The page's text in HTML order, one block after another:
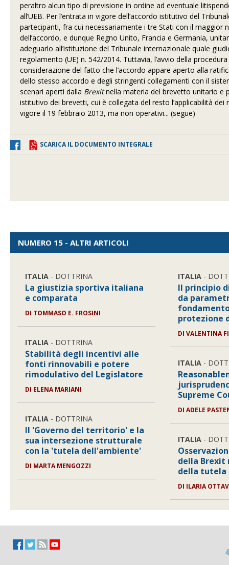
peraltro alcun tipo di previsione in ordine ad eventuale
all’UEB. Per l’entrata in vigore dell’accordo istitutivo del
partecipanti, fra cui necessariamente i tre Stati con il maggior
dell’accordo, e dunque Regno Unito, Francia e Germania,
adeguarlo all’istituzione del Tribunale internazionale quale
regolamento (UE) n. 542/2014. Tuttavia, l’avvio della
considerazione del fatto che l’accordo appare aperto alla
dello stesso accordo e degli stringenti collegamenti con il
scenari aperti dalla Brexitnella materia del brevetto unitario e
istitutivo dei brevetti, cui è collegata del resto l’applicabilità
vigore il 19 febbraio 2013, ma non operativi... (segue)
SCARICA IL DOCUMENTO INTEGRALE
NUMERO 15 - ALTRI ARTICOLI
ITALIA - DOTTRINA
La giustizia sportiva italiana
e comparata
DI TOMMASO E. FROSINI
ITALIA - DOTTRINA
Stabilità degli incentivi alle
fonti rinnovabili e potere
rimodulativo del Legislatore
DI ELENA MARIANI
ITALIA - DOTTRINA
Il 'Governo del territorio' e la
sua intersezione strutturale
con la 'tutela dell'ambiente'
DI MARTA MENGOZZI
ITALIA -
Il principio
da
protezione
DIVALENTINA
ITALIA -
Supreme
DIADELE
ITALIA -
della Brexit
della
DI ILARIA